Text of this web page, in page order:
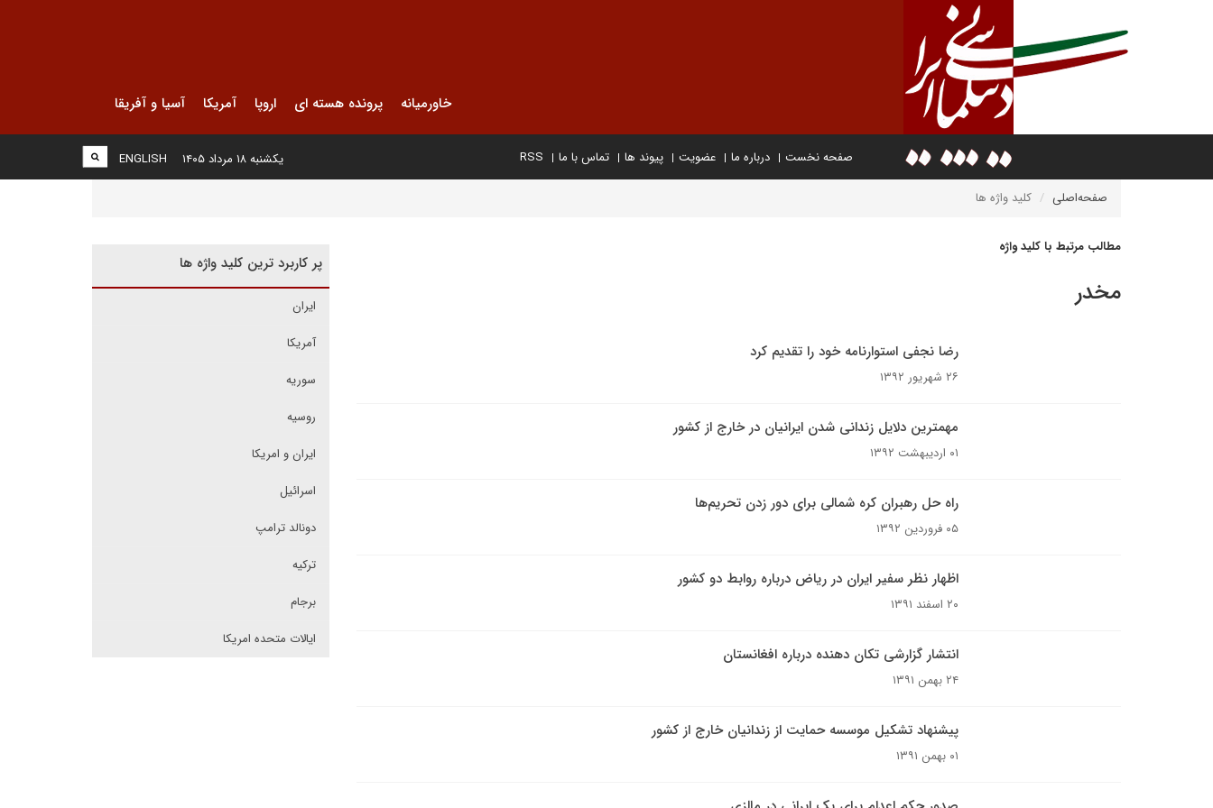
خاورمیانه پرونده هسته ای اروپا آمریکا آسیا و آفریقا
صفحه نخست درباره ما عضویت پیوند ها تماس با ما RSS
ENGLISH یکشنبه ۱۸ مرداد ۱۴۰۵
صفحه‌اصلی کلید واژه ها
مطالب مرتبط با کلید واژه
مخدر
رضا نجفی استوارنامه خود را تقدیم کرد
۲۶ شهریور ۱۳۹۲
مهمترین دلایل زندانی شدن ایرانیان در خارج از کشور
۰۱ اردیبهشت ۱۳۹۲
راه حل رهبران کره شمالی برای دور زدن تحریم‌ها
۰۵ فروردین ۱۳۹۲
اظهار نظر سفیر ایران در ریاض درباره روابط دو کشور
۲۰ اسفند ۱۳۹۱
انتشار گزارشی تکان دهنده درباره افغانستان
۲۴ بهمن ۱۳۹۱
پیشنهاد تشکیل موسسه حمایت از زندانیان خارج از کشور
۰۱ بهمن ۱۳۹۱
پر کاربرد ترین کلید واژه ها
ایران
آمریکا
سوریه
روسیه
ایران و امریکا
اسرائیل
دونالد ترامپ
ترکیه
برجام
ایالات متحده امریکا